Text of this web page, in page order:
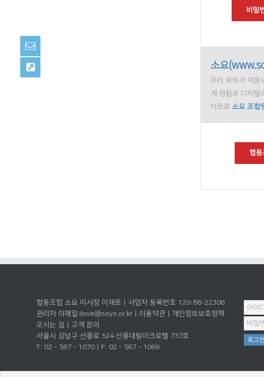
비밀
소요
우리 모두가 처음
계 정립과 디지털
이트로 소요 조합
협동
협동조합 소요 이사장 이재포 | 사업자 등록번호 120-88-22306
관리자 이메일:ilove@soyo.or.kr 이용약관
개인정보보호정책
오시는 길
고객 문의
서울시 강남구 선릉로 524 선릉대림아크로텔 737호
T: 02 - 567 - 1070 | F: 02 - 567 - 1069